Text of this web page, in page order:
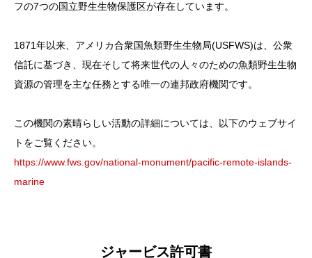
フの7つの国立野生生物保護区が存在しています。
1871年以来、アメリカ合衆国魚類野生生物局(USFWS)は、公衆
信託に基づき、現在そして将来世代の人々のための魚類野生生物
資源の管理を主な任務とする唯一の連邦政府機関です。
この機関の素晴らしい活動の詳細については、以下のウェブサイ
トをご覧ください。
https://www.fws.gov/national-monument/pacific-remote-islands-
marine
ジャービス許可書